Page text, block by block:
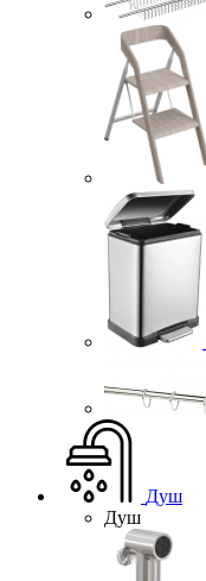
Душ
Душ